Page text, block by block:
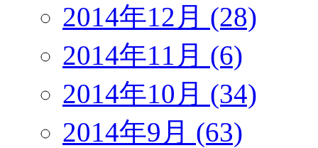
2014年12月 (28)
2014年11月 (6)
2014年10月 (34)
2014年9月 (63)